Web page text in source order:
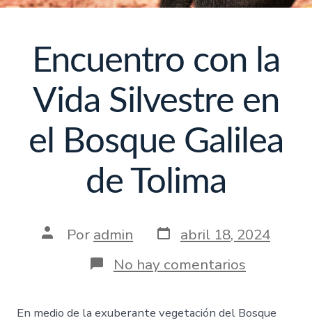
Encuentro con la
Vida Silvestre en
el Bosque Galilea
de Tolima
Por admin
abril 18, 2024
No hay comentarios
En medio de la exuberante vegetación del Bosque